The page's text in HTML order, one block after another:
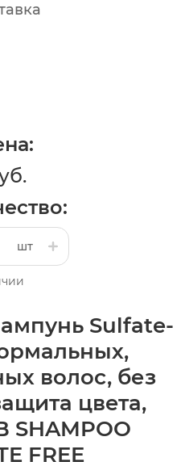
Sulfate-
волос, без
цвета,
SHAMPOO
FREE
шт